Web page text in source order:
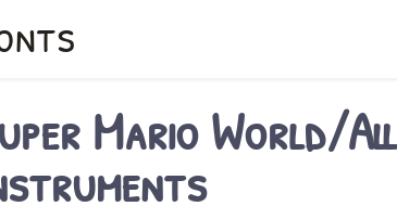
Mario World/